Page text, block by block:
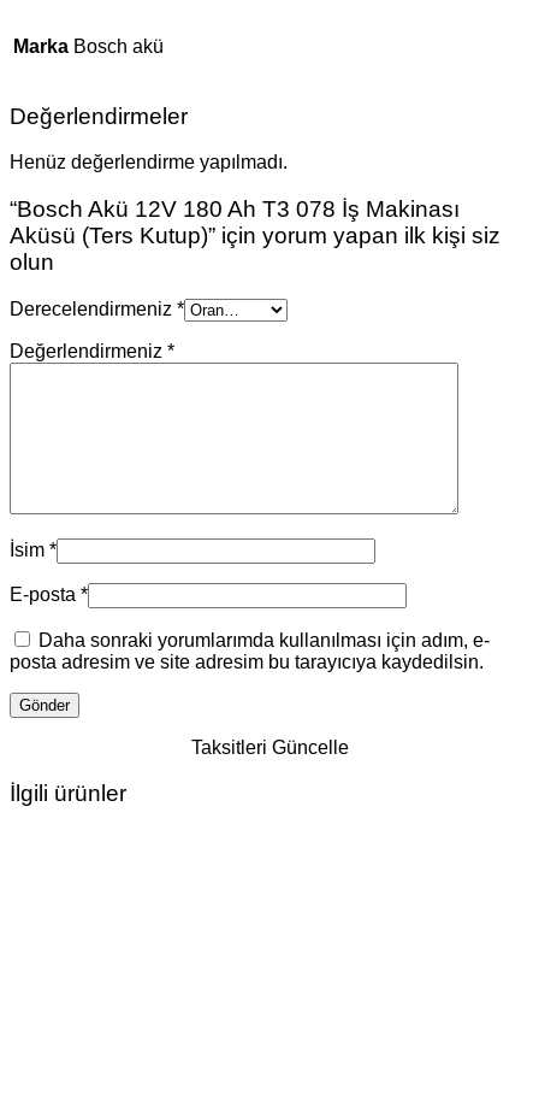
Marka Bosch akü
Değerlendirmeler
Henüz değerlendirme yapılmadı.
“Bosch Akü 12V 180 Ah T3 078 İş Makinası
Aküsü (Ters Kutup)” için yorum yapan ilk kişi siz
olun
Derecelendirmeniz *
Değerlendirmeniz *
İsim *
E-posta *
Daha sonraki yorumlarımda kullanılması için adım, e-
posta adresim ve site adresim bu tarayıcıya kaydedilsin.
Taksitleri Güncelle
İlgili ürünler